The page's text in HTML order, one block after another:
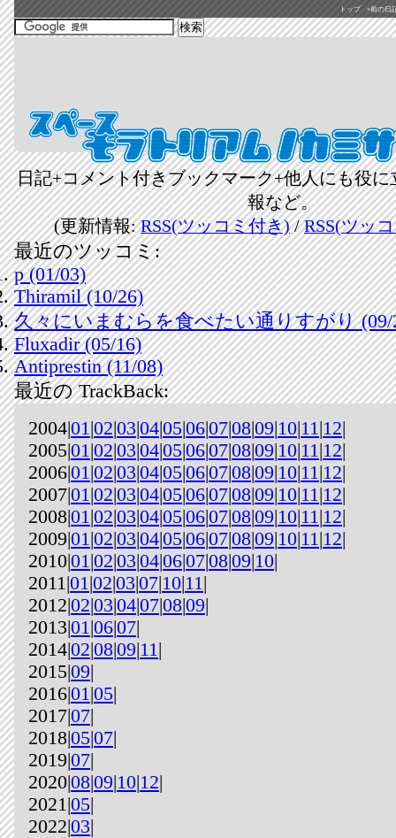
トップ «前の日
日記+コメント付きブックマーク+他人にも役
報など。
(更新情報:RSS(ツッコミ付き)/RSS(ツッ
最近のツッコミ:
p (01/03)
Thiramil (10/26)
久々にいまむらを食べたい通りすがり (09/
Fluxadir (05/16)
Antiprestin (11/08)
最近の TrackBack:
2004|01|02|03|04|05|06|07|08|09|10|11|12|
2005|01|02|03|04|05|06|07|08|09|10|11|12|
2006|01|02|03|04|05|06|07|08|09|10|11|12|
2007|01|02|03|04|05|06|07|08|09|10|11|12|
2008|01|02|03|04|05|06|07|08|09|10|11|12|
2009|01|02|03|04|05|06|07|08|09|10|11|12|
2010|01|02|03|04|06|07|08|09|10|
2011|01|02|03|07|10|11|
2012|02|03|04|07|08|09|
2013|01|06|07|
2014|02|08|09|11|
2015|09|
2016|01|05|
2017|07|
2018|05|07|
2019|07|
2020|08|09|10|12|
2021|05|
2022|03|